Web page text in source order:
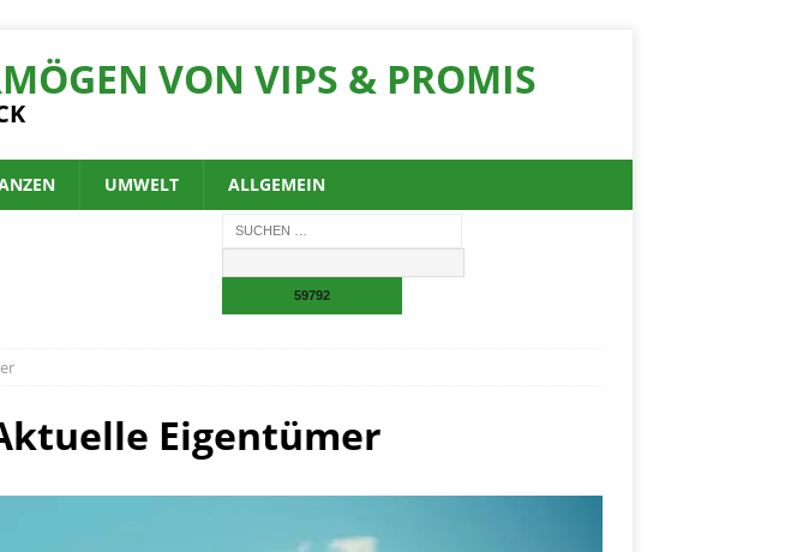
VON VIPS & PROMIS
UMWELT ALLGEMEIN
Eigentümer